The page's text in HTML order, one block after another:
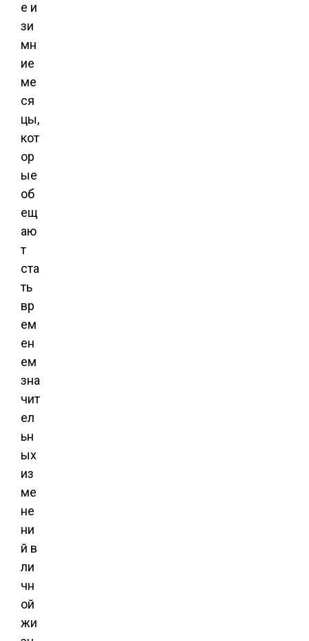
е и
зи
мн
ие
ме
ся
цы,
кот
ор
ые
об
ещ
аю
т
ста
ть
вр
ем
ен
ем
зна
чит
ел
ьн
ых
из
ме
не
ни
й в
ли
чн
ой
жи